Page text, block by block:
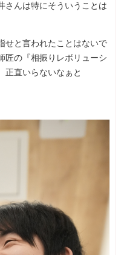
さんは特にそういうことは
せと言われたことはないで
匠の『相振りレボリューシ
正直いらないなぁと